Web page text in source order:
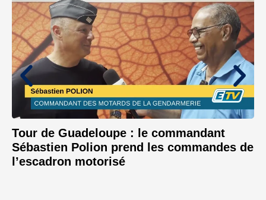
Tour de Guadeloupe : le commandant
Sébastien Polion prend les commandes de
l’escadron motorisé